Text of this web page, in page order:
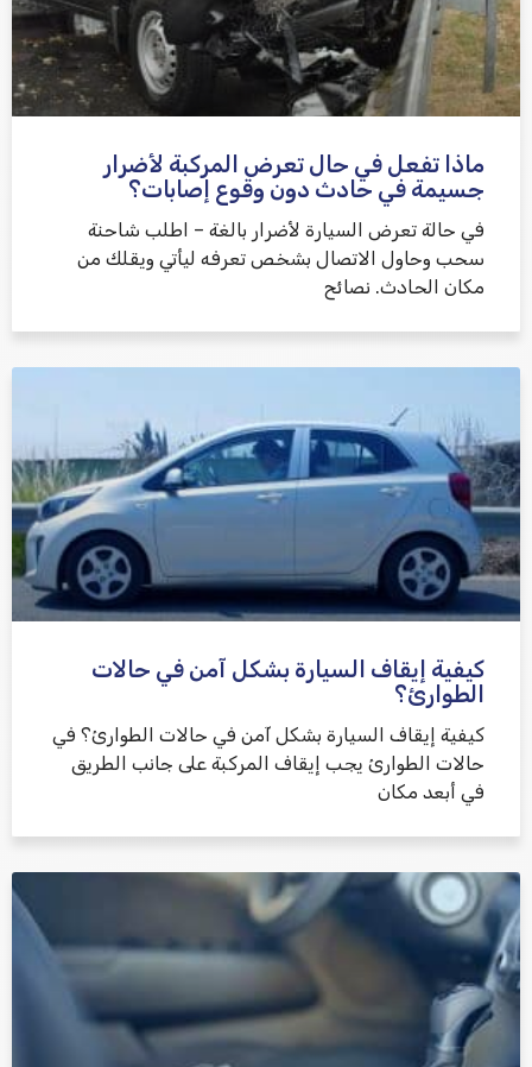
ماذا تفعل في حال تعرض المركبة لأضرار
جسيمة في حادث دون وقوع إصابات؟
في حالة تعرض السيارة لأضرار بالغة – اطلب شاحنة
سحب وحاول الاتصال بشخص تعرفه ليأتي ويقلك من
مكان الحادث. نصائح
كيفية إيقاف السيارة بشكل آمن في حالات
الطوارئ؟
كيفية إيقاف السيارة بشكل آمن في حالات الطوارئ؟ في
حالات الطوارئ يجب إيقاف المركبة على جانب الطريق
في أبعد مكان